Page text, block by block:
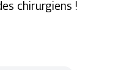
chirurgiens !